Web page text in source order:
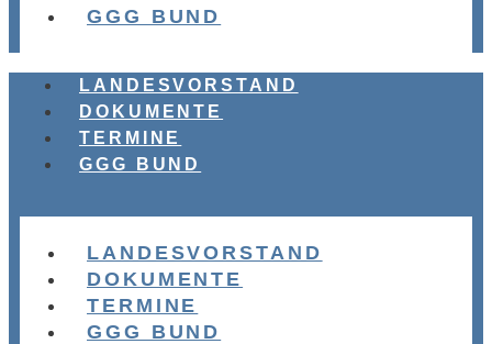
GGG BUND
LANDESVORSTAND
DOKUMENTE
TERMINE
GGG BUND
LANDESVORSTAND
DOKUMENTE
TERMINE
GGG BUND